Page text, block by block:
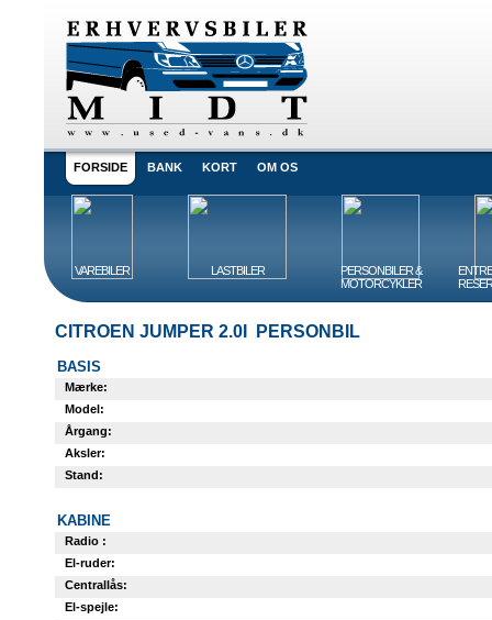
FORSIDE BANK KORT OM OS
VAREBILER LASTBILER
PERSONBILER &
MOTORCYKLER
CITROEN JUMPER 2.0I PERSONBIL
BASIS
Mærke:
Model:
Årgang:
Aksler:
Stand:
KABINE
Radio :
El-ruder:
Centrallås:
El-spejle: